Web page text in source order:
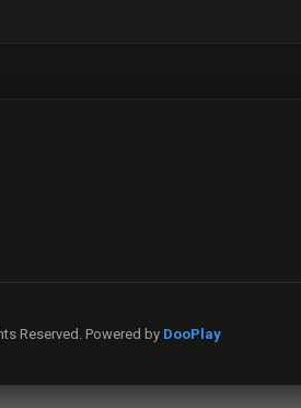
Reserved. Powered by DooPlay